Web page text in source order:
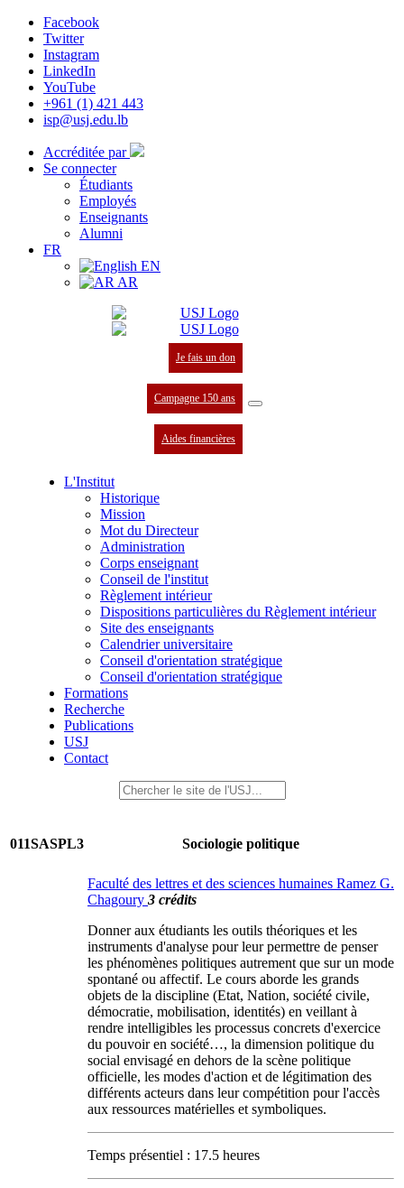
Facebook
Twitter
Instagram
LinkedIn
YouTube
+961 (1) 421 443
isp@usj.edu.lb
Accréditée par
Se connecter
Étudiants
Employés
Enseignants
Alumni
FR
EN
AR
Je fais un don
Campagne 150 ans
Aides financières
L'Institut
Historique
Mission
Mot du Directeur
Administration
Corps enseignant
Conseil de l'institut
Règlement intérieur
Dispositions particulières du Règlement intérieur
Site des enseignants
Calendrier universitaire
Conseil d'orientation stratégique
Conseil d'orientation stratégique
Formations
Recherche
Publications
USJ
Contact
011SASPL3 Sociologie politique
Faculté des lettres et des sciences humaines Ramez G.
Chagoury 3 crédits
Donner aux étudiants les outils théoriques et les
instruments d'analyse pour leur permettre de penser
les phénomènes politiques autrement que sur un mode
spontané ou affectif. Le cours aborde les grands
objets de la discipline (Etat, Nation, société civile,
démocratie, mobilisation, identités) en veillant à
rendre intelligibles les processus concrets d'exercice
du pouvoir en société…, la dimension politique du
social envisagé en dehors de la scène politique
officielle, les modes d'action et de légitimation des
différents acteurs dans leur compétition pour l'accès
aux ressources matérielles et symboliques.
Temps présentiel : 17.5 heures